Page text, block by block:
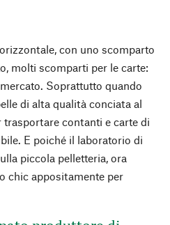
con uno scomparto
molti scomparti per le carte:
Soprattutto quando
di alta qualità conciata al
trasportare contanti e carte di
E poiché il laboratorio di
piccola pelletteria, ora
chic appositamente per